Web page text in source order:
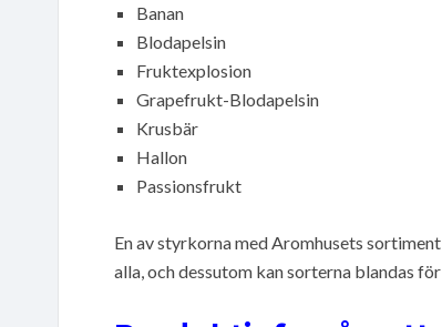
Banan
Blodapelsin
Fruktexplosion
Grapefrukt-Blodapelsin
Krusbär
Hallon
Passionsfrukt
En av styrkorna med Aromhusets
alla, och dessutom kan sorterna blandas